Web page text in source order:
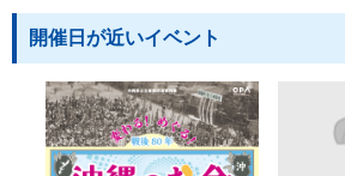
開催日が近いイベント